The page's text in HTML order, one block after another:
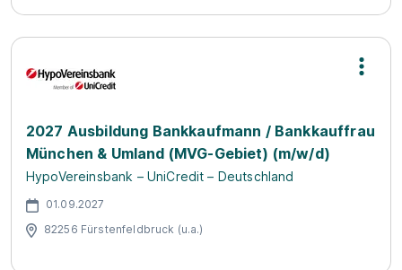
2027 Ausbildung Bankkaufmann / Bankkauffrau
München & Umland (MVG-Gebiet) (m/w/d)
HypoVereinsbank – UniCredit – Deutschland
01.09.2027
82256 Fürstenfeldbruck (u.a.)